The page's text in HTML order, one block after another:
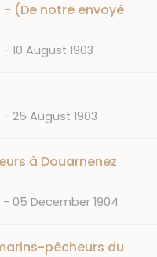
- (De notre envoyé
DATE
10 August 1903
DATE
25 August 1903
à Douarnenez
DATE
05 December 1904
pêcheurs du